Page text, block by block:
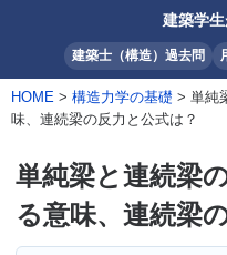
建築学
建築士（構造）過去問
HOME > 構造力学の基礎 > 単純
味、連続梁の反力と公式は？
単純梁と連続梁
る意味、連続梁